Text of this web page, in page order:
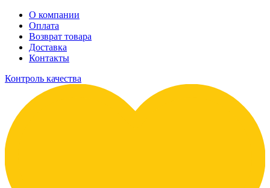
О компании
Оплата
Возврат товара
Доставка
Контакты
Контроль качества